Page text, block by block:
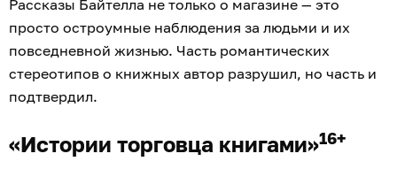
Рассказы Байтелла не только о магазине — это
просто остроумные наблюдения за людьми и их
повседневной жизнью. Часть романтических
стереотипов о книжных автор разрушил, но часть и
подтвердил.
«Истории торговца книгами»16+